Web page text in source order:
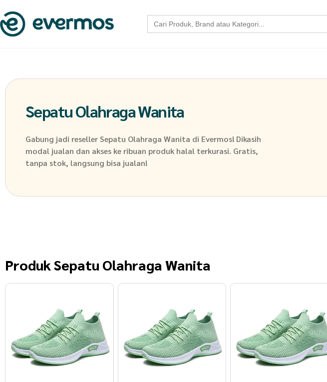
Search
for:
Sepatu Olahraga Wanita
Gabung jadi reseller Sepatu Olahraga Wanita di Evermos! Dikasih
modal jualan dan akses ke ribuan produk halal terkurasi. Gratis,
tanpa stok, langsung bisa jualan!
ProdukSepatu Olahraga Wanita